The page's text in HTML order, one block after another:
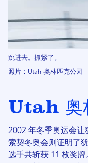
跳进去。抓紧了。
照片：Utah 奥林匹克公园
Utah 奥
2002 年冬季奥运会让
索契冬奥会则证明了
选手共斩获 11 枚奖